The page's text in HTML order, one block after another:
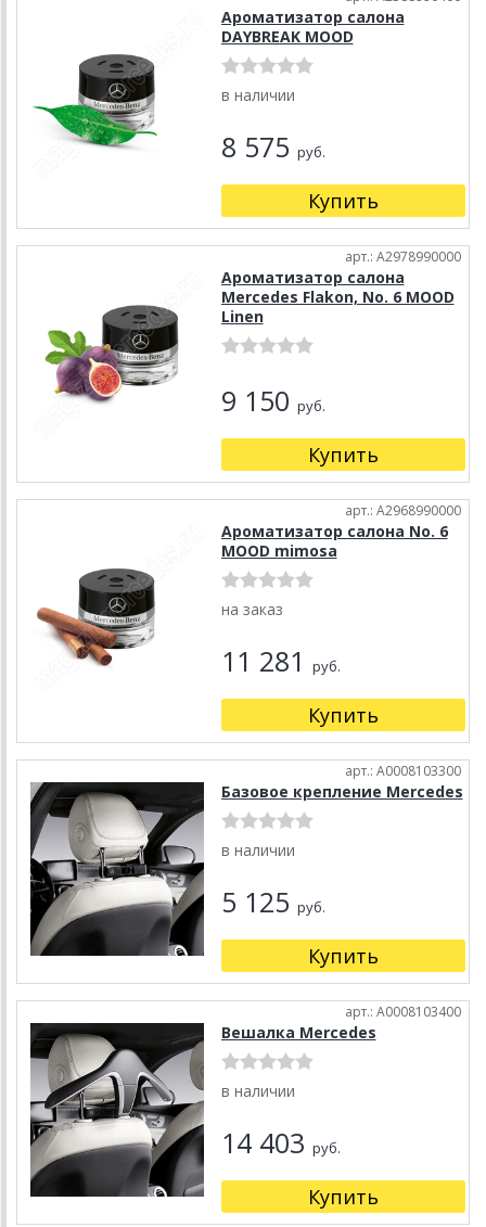
Ароматизатор салона
DAYBREAK MOOD
в наличии
8 575 руб.
Купить
арт.: A2978990000
Ароматизатор салона
Mercedes Flakon, No. 6 MOOD
Linen
9 150 руб.
Купить
арт.: A2968990000
Ароматизатор салона No. 6
MOOD mimosa
на заказ
11 281 руб.
Купить
арт.: A0008103300
Базовое крепление Mercedes
в наличии
5 125 руб.
Купить
арт.: A0008103400
Вешалка Mercedes
в наличии
14 403 руб.
Купить